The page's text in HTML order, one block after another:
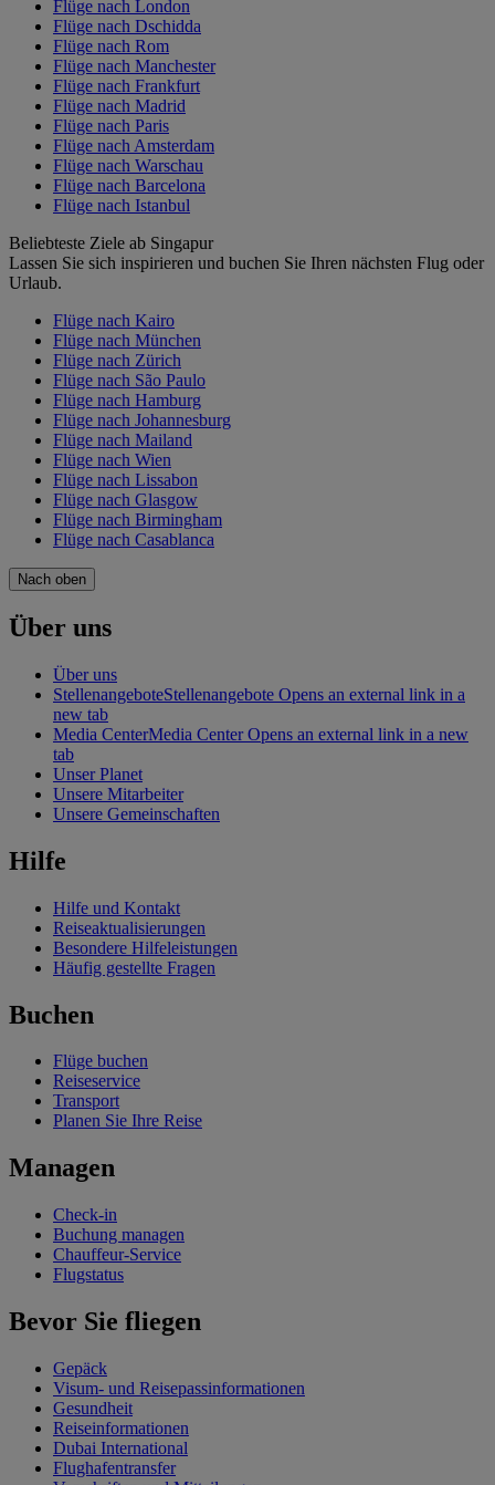
Flüge nach London
Flüge nach Dschidda
Flüge nach Rom
Flüge nach Manchester
Flüge nach Frankfurt
Flüge nach Madrid
Flüge nach Paris
Flüge nach Amsterdam
Flüge nach Warschau
Flüge nach Barcelona
Flüge nach Istanbul
Beliebteste Ziele ab Singapur
Lassen Sie sich inspirieren und buchen Sie Ihren nächsten Flug oder
Urlaub.
Flüge nach Kairo
Flüge nach München
Flüge nach Zürich
Flüge nach São Paulo
Flüge nach Hamburg
Flüge nach Johannesburg
Flüge nach Mailand
Flüge nach Wien
Flüge nach Lissabon
Flüge nach Glasgow
Flüge nach Birmingham
Flüge nach Casablanca
Nach oben
Über uns
Über uns
StellenangeboteStellenangebote Opens an external link in a
new tab
Media CenterMedia Center Opens an external link in a new
tab
Unser Planet
Unsere Mitarbeiter
Unsere Gemeinschaften
Hilfe
Hilfe und Kontakt
Reiseaktualisierungen
Besondere Hilfeleistungen
Häufig gestellte Fragen
Buchen
Flüge buchen
Reiseservice
Transport
Planen Sie Ihre Reise
Managen
Check-in
Buchung managen
Chauffeur-Service
Flugstatus
Bevor Sie fliegen
Gepäck
Visum- und Reisepassinformationen
Gesundheit
Reiseinformationen
Dubai International
Flughafentransfer